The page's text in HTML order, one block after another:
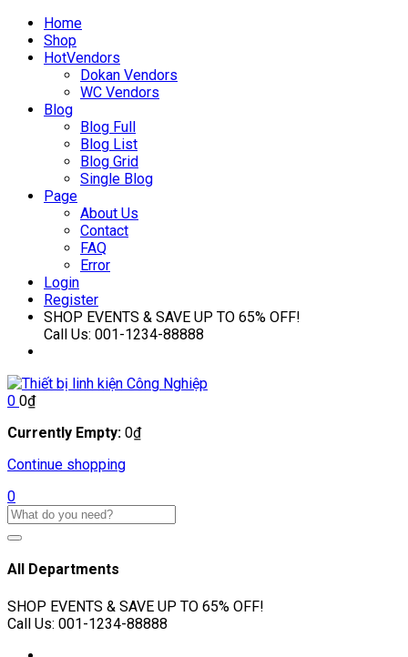
Home
Shop
HotVendors
Dokan Vendors
WC Vendors
Blog
Blog Full
Blog List
Blog Grid
Single Blog
Page
About Us
Contact
FAQ
Error
Login
Register
SHOP EVENTS & SAVE UP TO 65% OFF!
Call Us: 001-1234-88888
0 0₫
Currently Empty: 0₫
Continue shopping
0
All Departments
SHOP EVENTS & SAVE UP TO 65% OFF!
Call Us: 001-1234-88888